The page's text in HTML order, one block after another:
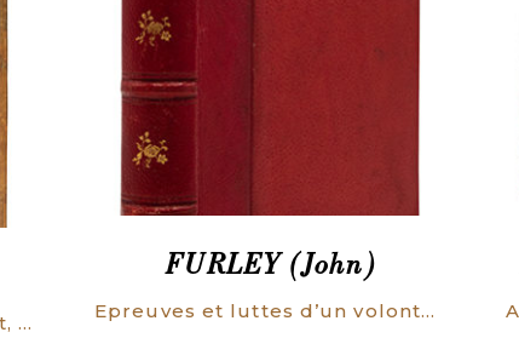
Mémoires de Charles Perrault, de l’Académie Françoise, et premier Commis des bâtimens du Roi. Contenant beaucoup de particularités & d’Anecdotes intéressantes du ministère de M. Colbert.
FURLEY (John)
Epreuves et luttes d’un volontaire neutre. Traduit de l’anglais par Mme E. de Villers.